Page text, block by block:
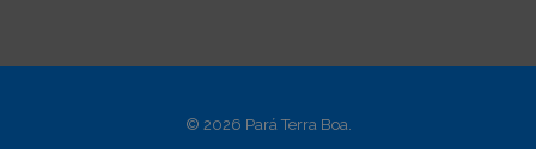
© 2026 Pará Terra Boa.